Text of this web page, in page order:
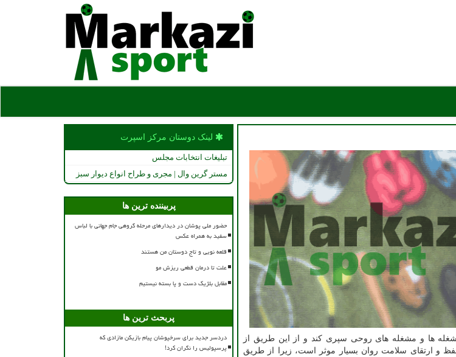
ها و مشغله های روحی سپری کند و از این طریق از
و ارتقای سلامت روان بسیار موثر است، زیرا از طریق
لینک دوستان مركز اسپرت
تبلیغات انتخابات مجلس
مستر گرین وال | مجری و طراح انواع دیوار سبز
پربیننده ترین ها
حضور ملی پوشان در دیدارهای مرحله گروهی جام جهانی با لباس
سفید به همراه عکس
قلعه نویی و تاج دوستان من هستند
علت تا درمان قطعی ریزش مو
مقابل بلژیک دست و پا بسته نیستیم
پربحث ترین ها
دردسر جدید برای سرخپوشان پیام بازیکن مازادی که
پرسپولیس را نگران کرد!